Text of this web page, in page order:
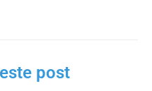
post